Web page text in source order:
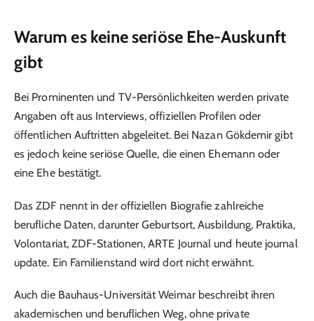
Warum es keine seriöse Ehe-Auskunft
gibt
Bei Prominenten und TV-Persönlichkeiten werden private
Angaben oft aus Interviews, offiziellen Profilen oder
öffentlichen Auftritten abgeleitet. Bei Nazan Gökdemir gibt
es jedoch keine seriöse Quelle, die einen Ehemann oder
eine Ehe bestätigt.
Das ZDF nennt in der offiziellen Biografie zahlreiche
berufliche Daten, darunter Geburtsort, Ausbildung, Praktika,
Volontariat, ZDF-Stationen, ARTE Journal und heute journal
update. Ein Familienstand wird dort nicht erwähnt.
Auch die Bauhaus-Universität Weimar beschreibt ihren
akademischen und beruflichen Weg, ohne private